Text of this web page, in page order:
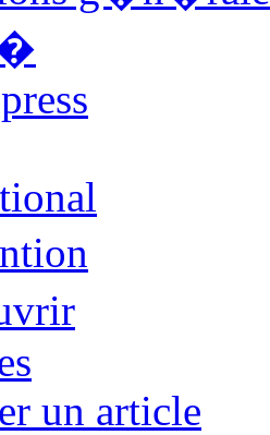
un article